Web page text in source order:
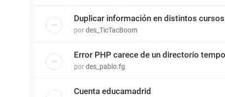
Duplicar información en distintos cursos
pordes_TicTacBoom
Error PHP carece de un directorio
pordes_pablo.fg
Cuenta educamadrid